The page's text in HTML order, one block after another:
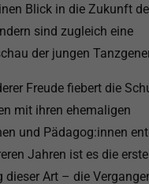
Blick in die Zukunft
sind zugleich eine
der jungen
Freude fiebert die
mit ihren ehemaligen
und Pädagog:innen
Jahren ist es die erste
dieser Art – die